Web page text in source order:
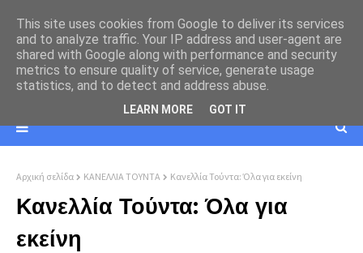
Αρχική σελίδα ΚΑΝΕΛΛΙΑ ΤΟΥΝΤΑ Κανελλία Τούντα: Όλα για εκείνη
Κανελλία Τούντα: Όλα για
εκείνη
This site uses cookies from Google to deliver its services
and to analyze traffic. Your IP address and user-agent are
shared with Google along with performance and security
metrics to ensure quality of service, generate usage
statistics, and to detect and address abuse.
LEARN MORE GOT IT